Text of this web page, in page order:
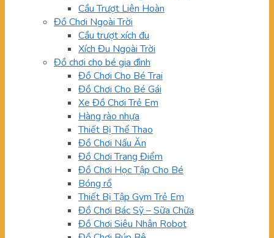
Cầu Trượt Liên Hoàn
Đồ Chơi Ngoài Trời
Cầu trượt xích đu
Xích Đu Ngoài Trời
Đồ chơi cho bé gia đình
Đồ Chơi Cho Bé Trai
Đồ Chơi Cho Bé Gái
Xe Đồ Chơi Trẻ Em
Hàng rào nhựa
Thiết Bị Thể Thao
Đồ Chơi Nấu Ăn
Đồ Chơi Trang Điểm
Đồ Chơi Học Tập Cho Bé
Bóng rổ
Thiết Bị Tập Gym Trẻ Em
Đồ Chơi Bác Sỹ – Sữa Chữa
Đồ Chơi Siêu Nhân Robot